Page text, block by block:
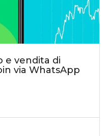
e vendita di
via WhatsApp